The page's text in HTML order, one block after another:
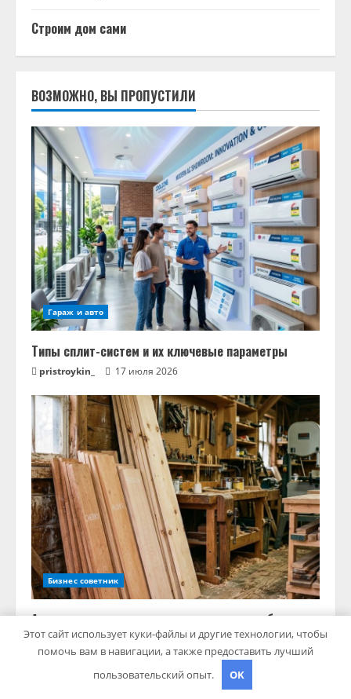
Строим дом сами
ВОЗМОЖНО, ВЫ ПРОПУСТИЛИ
Гараж и авто
Типы сплит-систем и их ключевые параметры
pristroykin_ 17 июля 2026
Бизнес советник
Ассортимент сухих досок из вишни, ольхи, бука и
хвойных пород
pristroykin_ 17 июля 2026
Этот сайт использует куки-файлы и другие технологии, чтобы
помочь вам в навигации, а также предоставить лучший
пользовательский опыт.
OK